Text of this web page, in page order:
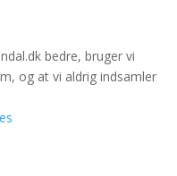
bedre, bruger vi
og at vi aldrig indsamler